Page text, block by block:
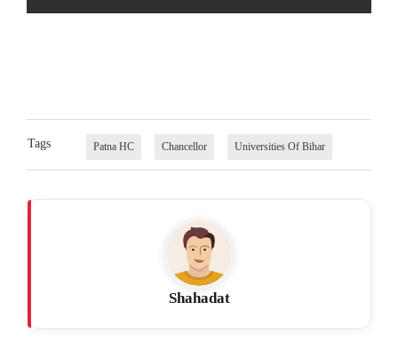
Tags Patna HC Chancellor Universities Of Bihar
Shahadat